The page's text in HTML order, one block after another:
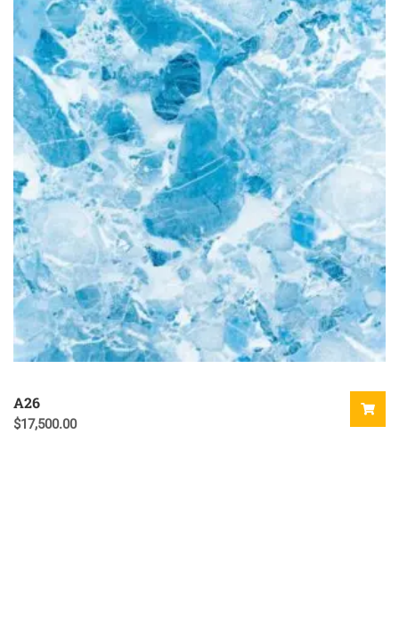
A26
$17,500.00